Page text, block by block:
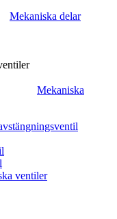
Mekaniska delar
Mekaniska
ventiler